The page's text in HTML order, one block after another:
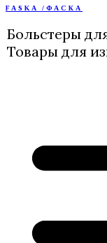
Перейти
содержимому
FASKA /ФАСКА
Больстеры
Товары для